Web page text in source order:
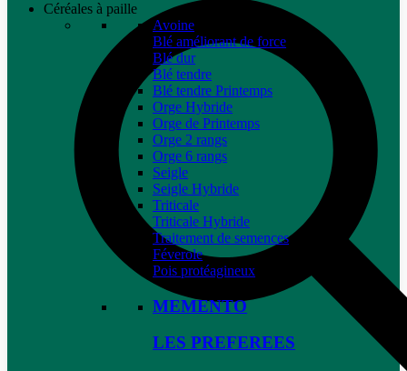
Céréales à paille
Avoine
Blé améliorant de force
Blé dur
Blé tendre
Blé tendre Printemps
Orge Hybride
Orge de Printemps
Orge 2 rangs
Orge 6 rangs
Seigle
Seigle Hybride
Triticale
Triticale Hybride
Traitement de semences
Féverole
Pois protéagineux
MEMENTO
LES PREFEREES